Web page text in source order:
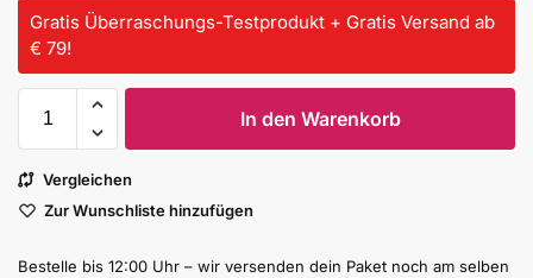
Gratis Überraschungs-Testprodukt + Gratis Versand ab
€ 79!
In den Warenkorb
Vergleichen
Zur Wunschliste hinzufügen
Bestelle bis 12:00 Uhr – wir versenden dein Paket noch am selben